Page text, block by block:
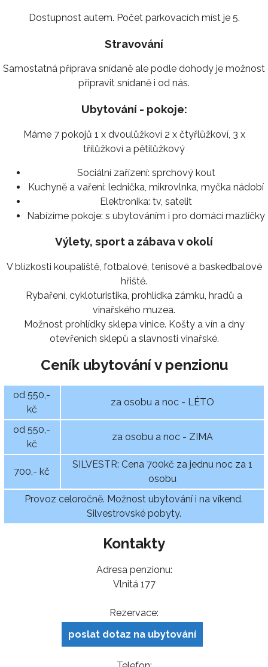
Dostupnost autem. Počet parkovacích míst je 5.
Stravování
Samostatná příprava snídaně ale podle dohody je možnost
připravit snídaně i od nás.
Ubytování - pokoje:
Máme 7 pokojů 1 x dvoulůžkoví 2 x čtyřlůžkoví, 3 x
třílůžkoví a pětilůžkový
Sociální zařízení: sprchový kout
Kuchyně a vaření: lednička, mikrovlnka, myčka nádobí
Elektronika: tv, satelit
Nabízíme pokoje: s ubytováním i pro domácí mazlíčky
Výlety, sport a zábava v okolí
V blízkosti koupaliště, fotbalové, tenisové a baskedbalové
hřiště.
Rybaření, cykloturistika, prohlídka zámku, hradů a
vinařského muzea.
Možnost prohlídky sklepa vinice. Košty a vín a dny
otevřeních sklepů a slavnosti vinařské.
Ceník ubytování v penzionu
od 550,-
kč
za osobu a noc - LÉTO
od 550,-
kč
za osobu a noc - ZIMA
700,- kč
SILVESTR: Cena 700kč za jednu noc za 1
osobu
Provoz celoročně. Možnost ubytování i na víkend.
Silvestrovské pobyty.
Kontakty
Adresa penzionu:
Vlnitá 177
Rezervace:
poslat dotaz na ubytování